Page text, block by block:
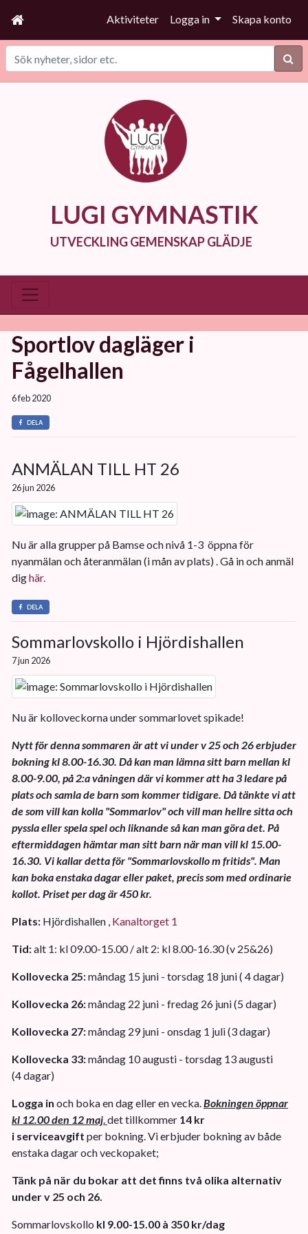
Aktiviteter Logga in Skapa konto
Sök
LUGI GYMNASTIK
UTVECKLING GEMENSKAP GLÄDJE
Sportlov dagläger i
Fågelhallen
6 feb 2020
DELA
ANMÄLAN TILL HT 26
26 jun 2026
Nu är alla grupper på Bamse och nivå 1-3 öppna för
nyanmälan och återanmälan (i mån av plats) . Gå in och anmäl
dighär.
DELA
Sommarlovskollo i Hjördishallen
7 jun 2026
Nu är kolloveckorna under sommarlovet spikade!
Nytt för denna sommaren är att vi under v 25 och 26 erbjuder
bokning kl 8.00-16.30. Då kan man lämna sitt barn mellan kl
8.00-9.00, på 2:a våningen där vi kommer att ha 3 ledare på
plats och samla de barn som kommer tidigare. Då tänkte vi att
de som vill kan kolla "Sommarlov" och vill man hellre sitta och
pyssla eller spela spel och liknande så kan man göra det. På
eftermiddagen hämtar man sitt barn när man vill kl 15.00-
16.30. Vi kallar detta för "Sommarlovskollo m fritids". Man
kan boka enstaka dagar eller paket, precis som med ordinarie
kollot. Priset per dag är 450 kr.
Plats: Hjördishallen , Kanaltorget 1
Tid:alt 1: kl 09.00-15.00 / alt 2: kl 8.00-16.30 (v 25&26)
Kollovecka 25:måndag 15 juni - torsdag 18 juni ( 4 dagar)
Kollovecka 26:måndag 22 juni - fredag 26 juni (5 dagar)
Kollovecka 27:måndag 29 juni - onsdag 1 juli (3 dagar)
Kollovecka 33:måndag 10 augusti - torsdag 13 augusti
(4 dagar)
Logga in och boka en dag eller en vecka. Bokningen öppnar
kl 12.00 den 12 maj det tillkommer 14 kr
i serviceavgift per bokning. Vi erbjuder bokning av både
enstaka dagar och veckopaket;
Tänk på när du bokar att det finns två olika alternativ
under v 25 och 26.
Sommarlovskollo kl 9.00-15.00 à 350 kr/dag